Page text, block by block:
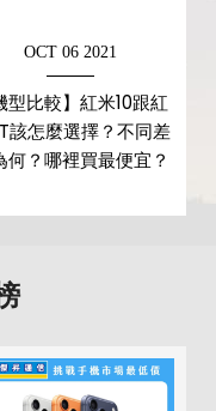
節省！
景深鏡頭
f2.4
萬畫素
微距鏡頭
萬畫素
OCT 06 2021
型比較】紅米10跟紅
該怎麼選擇？不同差
何？哪裡買最便宜？